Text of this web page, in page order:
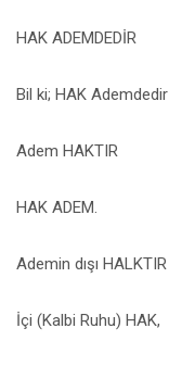
HAK ADEMDEDİR
Bil ki; HAK Ademdedir
Adem HAKTIR
HAK ADEM.
Ademin dışı HALKTIR
İçi (Kalbi Ruhu) HAK,